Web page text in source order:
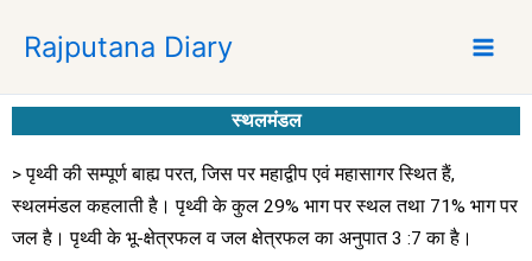
p
Rajputana Diary
स्थलमंडल
> पृथ्वी की सम्पूर्ण बाह्य परत, जिस पर महाद्वीप एवं महासागर स्थित हैं,
स्थलमंडल कहलाती है। पृथ्वी के कुल 29% भाग पर स्थल तथा 71% भाग पर
जल है। पृथ्वी के भू-क्षेत्रफल व जल क्षेत्रफल का अनुपात 3 :7 का है।